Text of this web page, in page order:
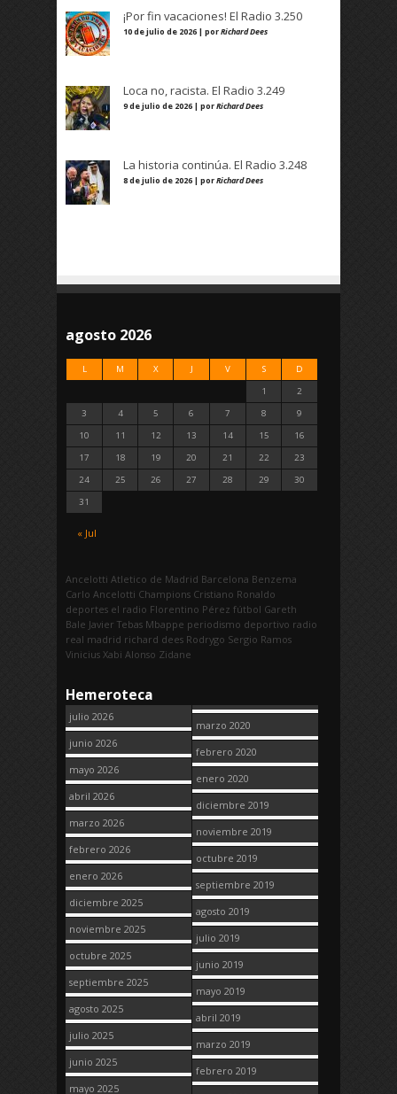
¡Por fin vacaciones! El Radio 3.250
10 de julio de 2026 | porRichard Dees
Loca no, racista. El Radio 3.249
9 de julio de 2026 | porRichard Dees
La historia continúa. El Radio 3.248
8 de julio de 2026 | porRichard Dees
agosto 2026
L M X J V S D
« Jul
1
2
3
4 5 6 7 8
9
10
11 12 13 14 15
16
17
18 19 20 21 22
23
24
25 26 27 28 29
30
31
Ancelotti Atletico de Madrid Barcelona Benzema
Carlo Ancelotti Champions Cristiano Ronaldo
deportes el radio Florentino Pérez fútbol Gareth
Bale Javier Tebas Mbappe periodismo deportivo radio
real madrid richard dees Rodrygo Sergio Ramos
Vinicius Xabi Alonso Zidane
Hemeroteca
julio 2026
junio 2026
mayo 2026
abril 2026
marzo 2026
febrero 2026
enero 2026
diciembre 2025
noviembre 2025
octubre 2025
septiembre 2025
agosto 2025
julio 2025
junio 2025
mayo 2025
marzo 2020
febrero 2020
enero 2020
diciembre 2019
noviembre 2019
octubre 2019
septiembre 2019
agosto 2019
julio 2019
junio 2019
mayo 2019
abril 2019
marzo 2019
febrero 2019